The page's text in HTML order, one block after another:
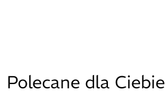
Polecane dla Ciebie